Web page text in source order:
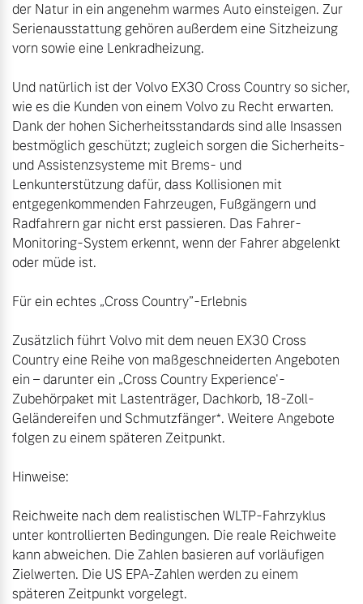
der Natur in ein angenehm warmes Auto einsteigen. Zur
Serienausstattung gehören außerdem eine Sitzheizung
vorn sowie eine Lenkradheizung.
Und natürlich ist der Volvo EX30 Cross Country so sicher,
wie es die Kunden von einem Volvo zu Recht erwarten.
Dank der hohen Sicherheitsstandards sind alle Insassen
bestmöglich geschützt; zugleich sorgen die Sicherheits-
und Assistenzsysteme mit Brems- und
Lenkunterstützung dafür, dass Kollisionen mit
entgegenkommenden Fahrzeugen, Fußgängern und
Radfahrern gar nicht erst passieren. Das Fahrer-
Monitoring-System erkennt, wenn der Fahrer abgelenkt
oder müde ist.
Für ein echtes „Cross Country”-Erlebnis
Zusätzlich führt Volvo mit dem neuen EX30 Cross
Country eine Reihe von maßgeschneiderten Angeboten
ein – darunter ein „Cross Country Experience'-
Zubehörpaket mit Lastenträger, Dachkorb, 18-Zoll-
Geländereifen und Schmutzfänger*. Weitere Angebote
folgen zu einem späteren Zeitpunkt.
Hinweise:
Reichweite nach dem realistischen WLTP-Fahrzyklus
unter kontrollierten Bedingungen. Die reale Reichweite
kann abweichen. Die Zahlen basieren auf vorläufigen
Zielwerten. Die US EPA-Zahlen werden zu einem
späteren Zeitpunkt vorgelegt.